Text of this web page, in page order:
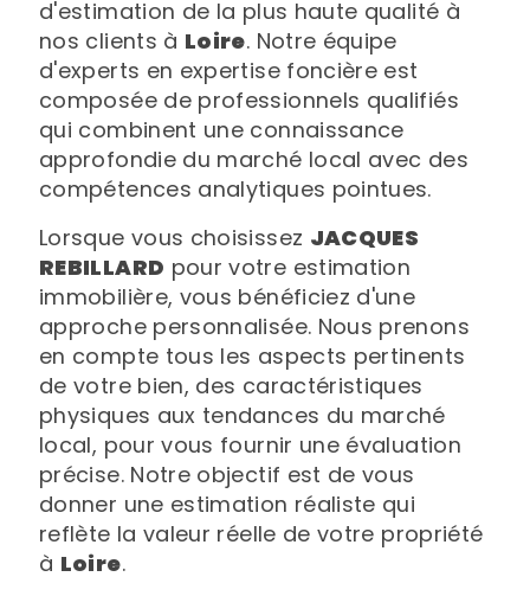
d'estimation de la plus haute qualité à
nos clients à Loire. Notre équipe
d'experts en expertise foncière est
composée de professionnels qualifiés
qui combinent une connaissance
approfondie du marché local avec des
compétences analytiques pointues.
Lorsque vous choisissez JACQUES
REBILLARD pour votre estimation
immobilière, vous bénéficiez d'une
approche personnalisée. Nous prenons
en compte tous les aspects pertinents
de votre bien, des caractéristiques
physiques aux tendances du marché
local, pour vous fournir une évaluation
précise. Notre objectif est de vous
donner une estimation réaliste qui
reflète la valeur réelle de votre propriété
à Loire.